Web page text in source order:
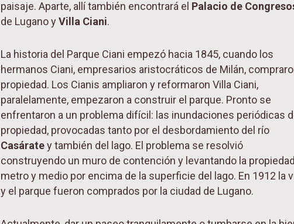
paisaje. Aparte, allí también encontrará el Palacio de
de Lugano yVilla Ciani.
La historia del Parque Ciani empezó hacia 1845, cuando los
hermanos Ciani, empresarios aristocráticos de Milán,
propiedad. Los Cianis ampliaron y reformaron Villa Ciani,
paralelamente, empezaron a construir el parque. Pronto se
enfrentaron a un problema difícil: las inundaciones periódicas
propiedad, provocadas tanto por el desbordamiento del río
Casáratey también del lago. El problema se resolvió
construyendo un muro de contención y levantando la
metro y medio por encima de la superficie del lago. En 1912 la
y el parque fueron comprados por la ciudad de Lugano.